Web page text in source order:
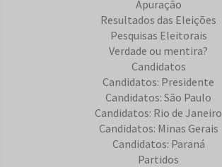
Apuração
Resultados das Eleições
Pesquisas Eleitorais
Verdade ou mentira?
Candidatos
Candidatos: Presidente
Candidatos: São Paulo
Candidatos: Rio de Janeiro
Candidatos: Minas Gerais
Candidatos: Paraná
Partidos